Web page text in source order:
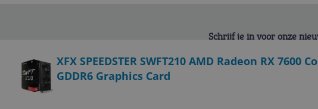
XFX SPEEDSTER SWFT210 AMD Radeon RX 7600
GDDR6 Graphics Card
Schrijf je in voor onze